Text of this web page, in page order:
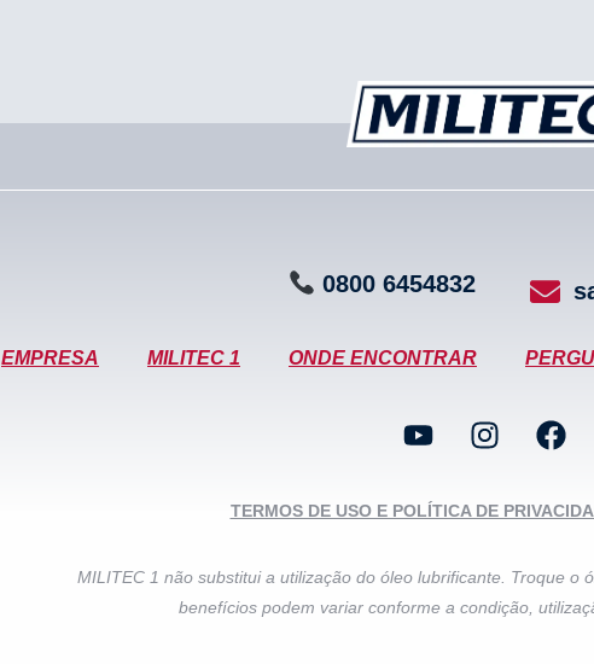
0800 6454832
EMPRESA MILITEC 1 ONDE ENCONTRAR
TERMOS DE USO E POLÍTICA DE
MILITEC 1 não substitui a utilização do óleo lubrificante. Troque o
benefícios podem variar conforme a condição,